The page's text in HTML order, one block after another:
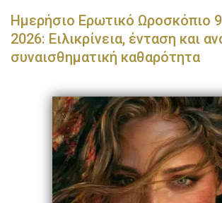
Ημερήσιο Ερωτικό Ωροσκόπιο
2026: Ειλικρίνεια, ένταση και
συναισθηματική καθαρότητα